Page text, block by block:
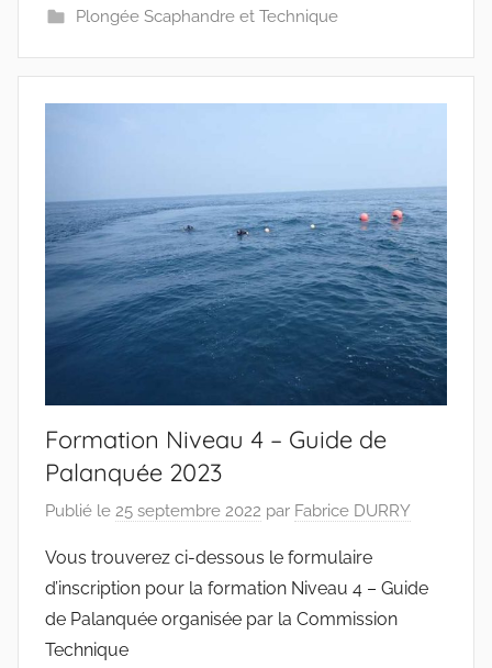
Plongée Scaphandre et Technique
Formation Niveau 4 – Guide de
Palanquée 2023
Publié le 25 septembre 2022 par Fabrice DURRY
Vous trouverez ci-dessous le formulaire
d’inscription pour la formation Niveau 4 – Guide
de Palanquée organisée par la Commission
Technique